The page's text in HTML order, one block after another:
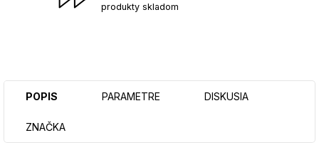
produkty skladom
POPIS PARAMETRE DISKUSIA
ZNAČKA